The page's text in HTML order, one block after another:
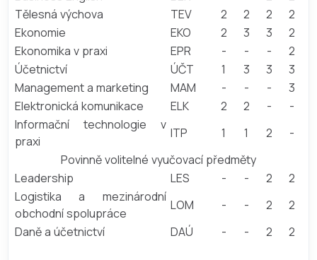
Tělesná výchova
TEV 2 2 2
2
Ekonomie
EKO 2 3 3
2
Ekonomika v praxi
EPR - - -
2
Účetnictví
ÚČT 1 3 3
3
Management a marketing
MAM - - -
3
Elektronická komunikace
ELK 2 2 -
-
Informační technologie v
praxi
ITP 1 1 2
-
Povinně volitelné vyučovací předměty
Leadership
LES - - 2
2
Logistika a mezinárodní
obchodní spolupráce
LOM - - 2
2
Daně a účetnictví
DAÚ - - 2 2